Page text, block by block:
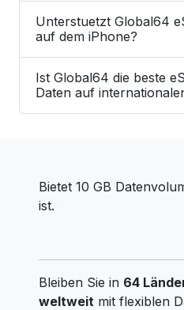
Unterstuetzt Global64
auf dem iPhone?
Ist Global64 die beste
Daten auf
Bietet 10 GB
ist.
Bleiben Sie in 64
weltweit mit flexiblen